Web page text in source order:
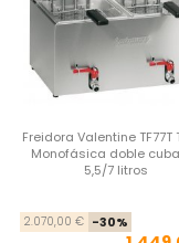
Freidora Valentine TF77T
Monofásica doble
5,5/7 litros
2.070,00 € -30%